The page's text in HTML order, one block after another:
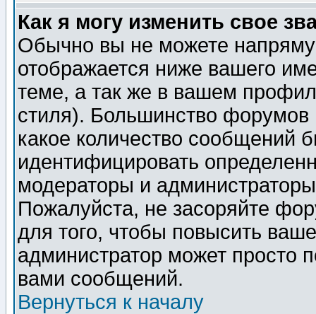
Как я могу изменить свое
Обычно вы не можете
отображается ниже вашего
теме, а так же в вашем
стиля). Большинство форумов
какое количество сообщений
идентифицировать
модераторы и
Пожалуйста, не засоряйте
для того, чтобы повысить
администратор может просто
вами сообщений.
Вернуться к началу